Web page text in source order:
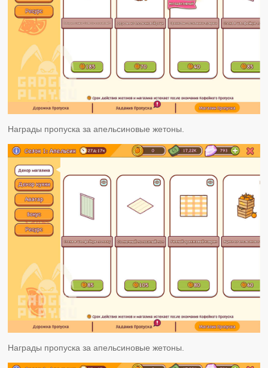
Награды пропуска за апельсиновые жетоны.
Награды пропуска за апельсиновые жетоны.